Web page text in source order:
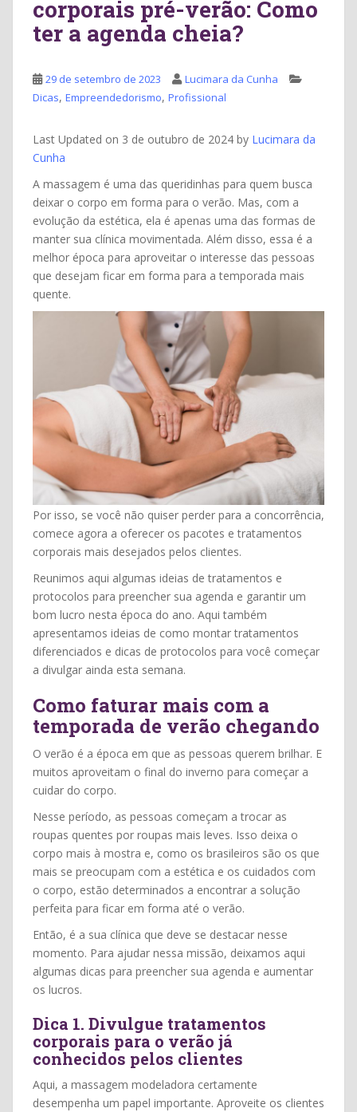
corporais pré-verão: Como
ter a agenda cheia?
29 de setembro de 2023
Lucimara da Cunha
Dicas, Empreendedorismo, Profissional
Last Updated on 3 de outubro de 2024 by Lucimara da
Cunha
A massagem é uma das queridinhas para quem busca
deixar o corpo em forma para o verão. Mas, com a
evolução da estética, ela é apenas uma das formas de
manter sua clínica movimentada. Além disso, essa é a
melhor época para aproveitar o interesse das pessoas
que desejam ficar em forma para a temporada mais
quente.
Por isso, se você não quiser perder para a concorrência,
comece agora a oferecer os pacotes e tratamentos
corporais mais desejados pelos clientes.
Reunimos aqui algumas ideias de tratamentos e
protocolos para preencher sua agenda e garantir um
bom lucro nesta época do ano. Aqui também
apresentamos ideias de como montar tratamentos
diferenciados e dicas de protocolos para você começar
a divulgar ainda esta semana.
Como faturar mais com a
temporada de verão chegando
O verão é a época em que as pessoas querem brilhar. E
muitos aproveitam o final do inverno para começar a
cuidar do corpo.
Nesse período, as pessoas começam a trocar as
roupas quentes por roupas mais leves. Isso deixa o
corpo mais à mostra e, como os brasileiros são os que
mais se preocupam com a estética e os cuidados com
o corpo, estão determinados a encontrar a solução
perfeita para ficar em forma até o verão.
Então, é a sua clínica que deve se destacar nesse
momento. Para ajudar nessa missão, deixamos aqui
algumas dicas para preencher sua agenda e aumentar
os lucros.
Dica 1. Divulgue tratamentos
corporais para o verão já
conhecidos pelos clientes
Aqui, a massagem modeladora certamente
desempenha um papel importante. Aproveite os clientes